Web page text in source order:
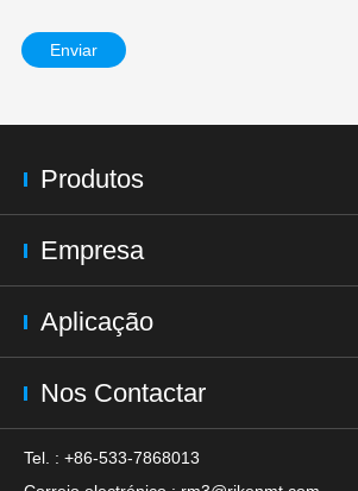
Enviar
Produtos
Empresa
Aplicação
Nos Contactar
Tel. : +86-533-7868013